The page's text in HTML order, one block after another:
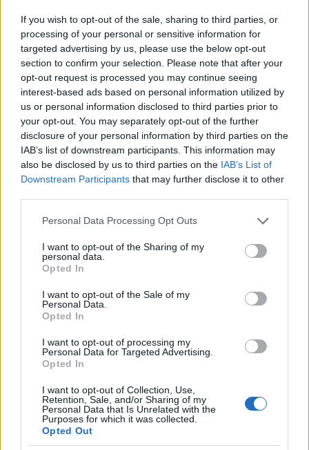
If you wish to opt-out of the sale, sharing to third parties, or
processing of your personal or sensitive information for
targeted advertising by us, please use the below opt-out
section to confirm your selection. Please note that after your
opt-out request is processed you may continue seeing
interest-based ads based on personal information utilized by
us or personal information disclosed to third parties prior to
your opt-out. You may separately opt-out of the further
disclosure of your personal information by third parties on the
IAB’s list of downstream participants. This information may
also be disclosed by us to third parties on the IAB’s List of
Downstream Participants that may further disclose it to other
Please note that this website/app uses one or more Google
not limited to your visit or usage behaviour. You may click to
grant or deny consent to Google and its third-party tags to
use your data for below specified purposes in below Google
consent section.
Personal Data Processing Opt Outs
I want to opt-out of the Sharing of my
personal data.
Opted In
I want to opt-out of the Sale of my
Personal Data.
Opted In
I want to opt-out of processing my
Personal Data for Targeted Advertising.
Opted In
I want to opt-out of Collection, Use,
Retention, Sale, and/or Sharing of my
Personal Data that Is Unrelated with the
Purposes for which it was collected.
Opted Out
Ποια είναι η πιο συνηθισμένη φράση που λένε οι
γονείς από αγάπη, αλλά μπορεί να πληγώσει ή να
δυσκολέψει έναν άνθρωπο με διατροφική
διαταραχή;
Μία πολύ συνηθισμένη φράση είναι: «Μα γιατί δεν
τρως; Είναι τόσο απλό». Για τον γονιό μπορεί να
ακούγεται λογικό, γιατί βλέπει το φαγητό ως λύση. Για
τον άνθρωπο με διατροφική διαταραχή όμως, το
γεύμα μπορεί να βιώνεται νευροβιολογικά σαν απειλή.
Δεν είναι θέμα πείσματος, κακής συμπεριφοράς ή
φόβου, ενοχής και εσωτερικής σύγκρουσης.
Άλλες φράσεις που μπορεί να δυσκολέψουν είναι:
«Μας καταστρέφεις», «Κοίτα πώς έχεις γίνει», «Αν μας
αγαπούσες, θα προσπαθούσες» ή «Φάε για μένα».
Αυτές οι φράσεις λέγονται συχνά μέσα από απόγνωση,
αλλά μπορεί να αυξήσουν το φόβο, τη ντροπή και την
ενοχή. Πιο βοηθητικό είναι να πει ο γονιός: «Ξέρω ότι
αυτό είναι πολύ δύσκολο για σένα. Δεν θα αφήσουμε
τη διαταραχή να σου καταστέψει τη ζωή και τα όνειρα
σου. Θα το περάσουμε μαζί, βήμα-βήμα».
Οι διατροφικές διαταραχές συχνά διαβάζονται
επιφανειακά ως θέμα βάρους, εμφάνισης ή